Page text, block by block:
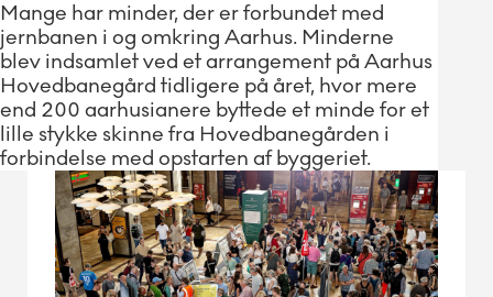
Mange har minder, der er forbundet med
jernbanen i og omkring Aarhus. Minderne
blev indsamlet ved et arrangement på Aarhus
Hovedbanegård tidligere på året, hvor mere
end 200 aarhusianere byttede et minde for et
lille stykke skinne fra Hovedbanegården i
forbindelse med opstarten af byggeriet.